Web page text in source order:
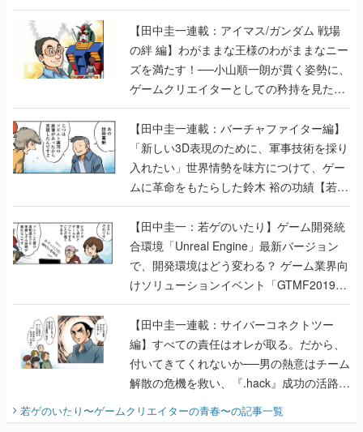
【田中圭一連載：アイマス/ガンダム 戦場
の絆 編】わがままな王様のわがままなニー
ズを満たす！──小山順一朗が貫く姿勢に、
ゲームクリエイターとしての矜持を見た
【若ゲのいたり最終回】
【田中圭一連載：バーチャファイター編】
「新しい3D表現のために、軍事技術を採り
入れたい」世界情勢を味方につけて、ゲー
ムに革命をもたらした鈴木 裕の功績【若ゲ
のいたり】
【田中圭一：若ゲのいたり】ゲーム開発統
合環境「Unreal Engine」最新バージョン
で、開発環境はどう変わる？ ゲーム業界向
けソリューションイベント「GTMF2019」
に行って、より理解を深めよう【PR】
【田中圭一連載：サイバーコネクトツー
編】すべての責任はオレが取る。だから、
付いてきてくれないか──男の熱意はチーム
解散の危機を救い、『.hack』成功の活路を
開く。業界の快男児・松山 洋に流れる血は
『少年ジャンプ』色だった【若ゲのいた
若ゲのいたり〜ゲームクリエイターの青春〜の記事一覧